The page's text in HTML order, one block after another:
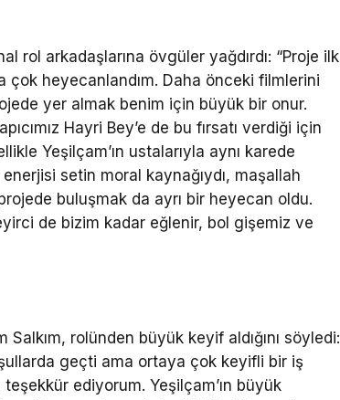
rol arkadaşlarına övgüler yağdırdı: “Proje ilk
çok heyecanlandım. Daha önceki filmlerini
yer almak benim için büyük bir onur.
Hayri Bey’e de bu fırsatı verdiği için
Yeşilçam’ın ustalarıyla aynı karede
setin moral kaynağıydı, maşallah
buluşmak da ayrı bir heyecan oldu.
de bizim kadar eğlenir, bol gişemiz ve
Salkım, rolünden büyük keyif aldığını söyledi:
geçti ama ortaya çok keyifli bir iş
teşekkür ediyorum. Yeşilçam’ın büyük